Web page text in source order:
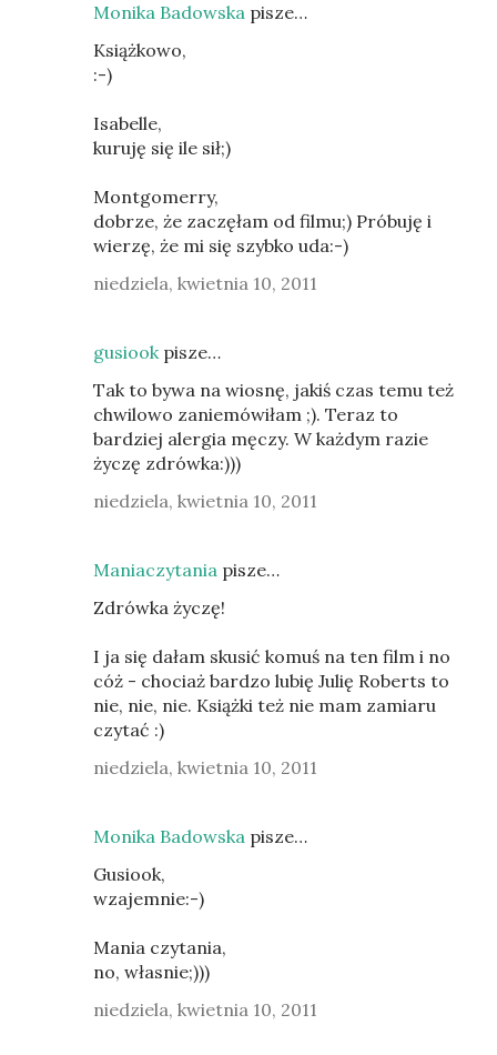
Monika Badowska pisze…
Książkowo,
:-)
Isabelle,
kuruję się ile sił;)
Montgomerry,
dobrze, że zaczęłam od filmu;) Próbuję i
wierzę, że mi się szybko uda:-)
niedziela, kwietnia 10, 2011
gusiookpisze…
Tak to bywa na wiosnę, jakiś czas temu też
chwilowo zaniemówiłam ;). Teraz to
bardziej alergia męczy. W każdym razie
życzę zdrówka:)))
niedziela, kwietnia 10, 2011
Maniaczytania pisze…
Zdrówka życzę!
I ja się dałam skusić komuś na ten film i no
cóż - chociaż bardzo lubię Julię Roberts to
nie, nie, nie. Książki też nie mam zamiaru
czytać :)
niedziela, kwietnia 10, 2011
Monika Badowska pisze…
Gusiook,
wzajemnie:-)
Mania czytania,
no, własnie;)))
niedziela, kwietnia 10, 2011